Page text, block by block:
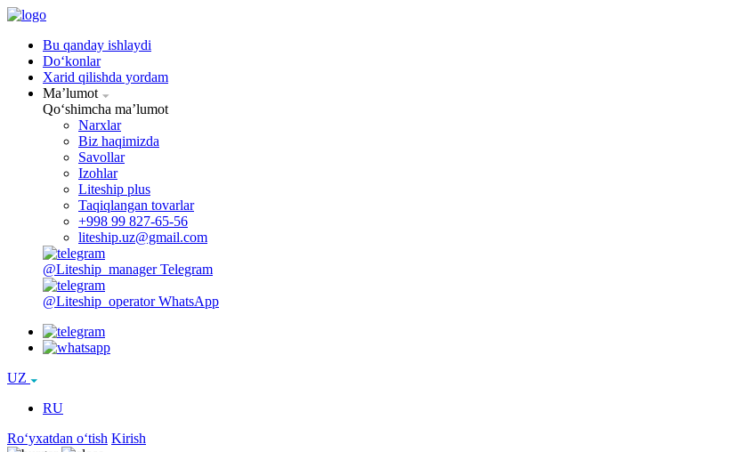
Bu qanday ishlaydi
Doʻkonlar
Xarid qilishda yordam
Maʼlumot
Qoʻshimcha maʼlumot
Narxlar
Biz haqimizda
Savollar
Izohlar
Liteship plus
Taqiqlangan tovarlar
+998 99 827-65-56
liteship.uz@gmail.com
@Liteship_manager Telegram
@Liteship_operator WhatsApp
UZ
RU
Roʻyxatdan oʻtish Kirish